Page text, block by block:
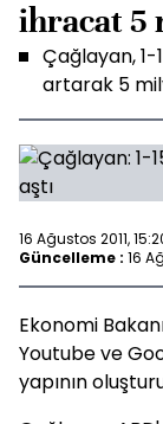
ihracat 5
Çağlayan, 1-
artarak 5
16 Ağustos 2011,
Güncelleme : 16
Ekonomi
Youtube ve
yapının